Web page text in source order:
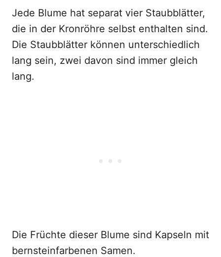
Jede Blume hat separat vier Staubblätter,
die in der Kronröhre selbst enthalten sind.
Die Staubblätter können unterschiedlich
lang sein, zwei davon sind immer gleich
lang.
Die Früchte dieser Blume sind Kapseln mit
bernsteinfarbenen Samen.